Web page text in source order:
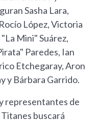
Sasha Lara,
López, Victoria
Mini" Suárez,
Paredes, Ian
Etchegaray, Aron
y Bárbara Garrido.
representantes de
buscará